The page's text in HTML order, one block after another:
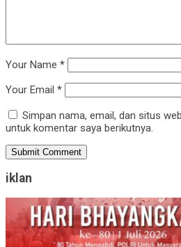
Your Name *
Your Email *
Simpan nama, email, dan situs
untuk komentar saya berikutnya.
iklan